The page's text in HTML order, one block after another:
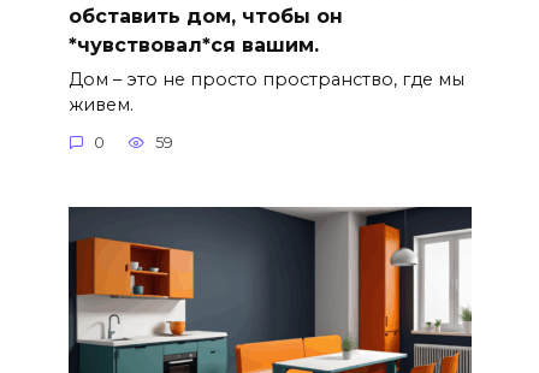
обставить дом, чтобы он
*чувствовал*ся вашим.
Дом – это не просто пространство, где мы
живем.
0 59